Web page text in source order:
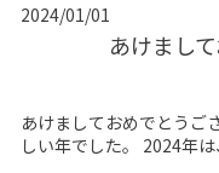
2024/01/01
あけまし
あけましておめでとうご
しい年でした。 2024年